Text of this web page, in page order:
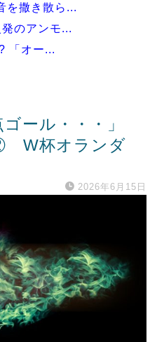
を撒き散ら...
のアンモ...
「オー...
ール・・・」
W杯オランダ
2026年6月15日